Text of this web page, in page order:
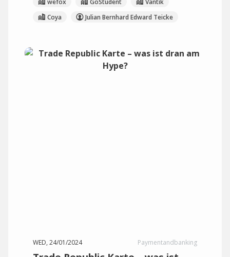
Coya
Julian Bernhard Edward Teicke
WED, 24/01/2024 Paymentandbanking